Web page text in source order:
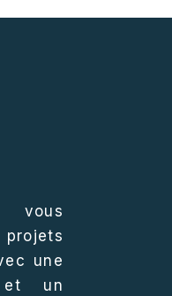
vous
projets
une
et un